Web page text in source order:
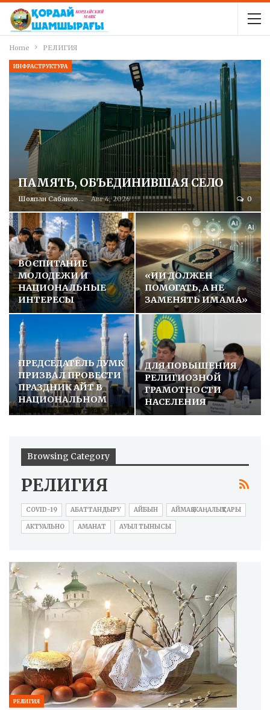
Home РЕЛИГИЯ
ИНФРАСТРУКТУРА
ПАМЯТЬ, ОБЪЕДИНИВШАЯ СЕЛО
Шолпан Сабанова Авг 4, 2026 0
ВОСПИТАНИЕ
МОЛОДЕЖИ И
НАЦИОНАЛЬНЫЕ
ИНТЕРЕСЫ
«ИИ ДОЛЖЕН
ПОМОГАТЬ, А НЕ
ЗАМЕНЯТЬ ИМАМА»
ПРЕДСЕДАТЕЛЬ ДУМК
ПРИЗВАЛ ПРОВЕСТИ
ПРАЗДНИК АЙТ В
НАЦИОНАЛЬНОМ
СТИЛЕ В…
ДЛЯ ПОВЫШЕНИЯ
РЕЛИГИОЗНОЙ
ГРАМОТНОСТИ
НАСЕЛЕНИЯ
Browsing Category
РЕЛИГИЯ
COVID-19 АБАТТАНДЫРУ АЙБЫН АЙМАҚ ЖАҢАЛЫҚТАРЫ
АКТУАЛЬНО АМАНАТ АУЫЛ ТЫНЫСЫ
РЕЛИГИЯ